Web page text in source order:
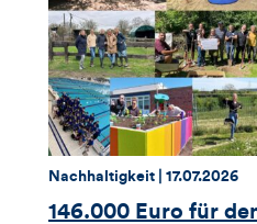
Thema:
Nachhaltigkeit | Datum:
17.07.2026
146.000 Euro für